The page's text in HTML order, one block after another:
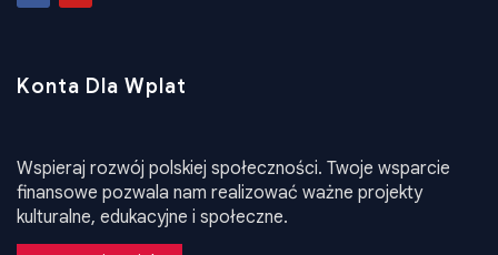
Konta Dla Wplat
Wspieraj rozwój polskiej społeczności. Twoje wsparcie
finansowe pozwala nam realizować ważne projekty
kulturalne, edukacyjne i społeczne.